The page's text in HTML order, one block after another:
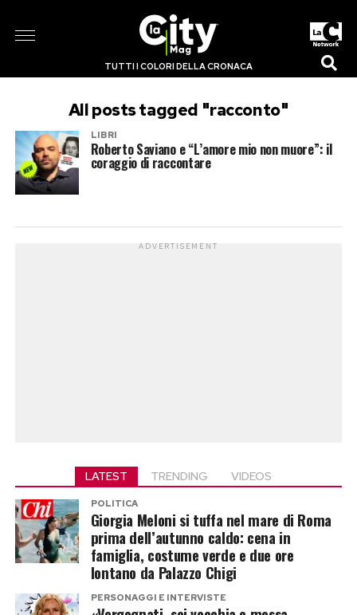
TUTTI I COLORI DELLA CRONACA
All posts tagged "racconto"
LIBRI
Roberto Saviano e “L’amore mio non muore”: il
coraggio di raccontare
ADVERTISEMENT
LATEST TRENDING VIDEOS
POLITICA
Giorgia Meloni si tuffa nel mare di Roma
prima dell’autunno caldo: cena in
famiglia, costume verde e due ore
lontano da Palazzo Chigi
PERSONAGGI E INTERVISTE